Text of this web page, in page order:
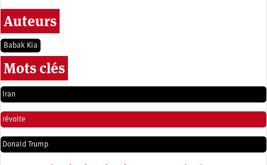
Auteurs
Babak Kia
Mots clés
Iran
révolte
Donald Trump